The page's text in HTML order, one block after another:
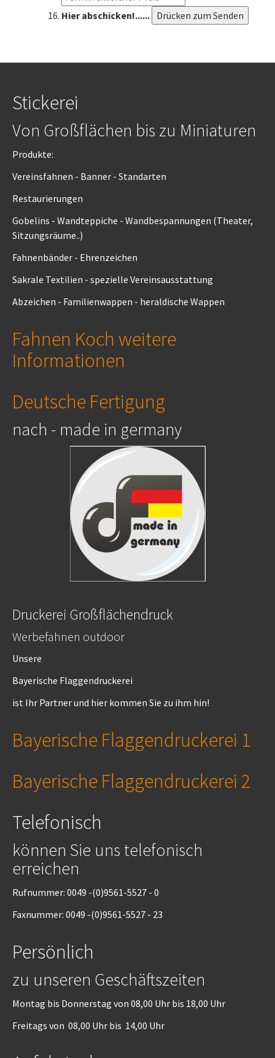
Hier abschicken!......
Stickerei
Von Großflächen bis zu Miniaturen
Produkte:
Vereinsfahnen - Banner - Standarten
Restaurierungen
Gobelins - Wandteppiche - Wandbespannungen (Theater,
Sitzungsräume..)
Fahnenbänder - Ehrenzeichen
Sakrale Textilien - spezielle Vereinsausstattung
Abzeichen - Familienwappen - heraldische Wappen
Fahnen Koch weitere
Informationen
Deutsche Fertigung
nach - made in germany
Druckerei Großflächendruck
Werbefahnen outdoor
Unsere
Bayerische Flaggendruckerei
ist Ihr Partner und hier kommen Sie zu ihm hin!
Bayerische Flaggendruckerei 1
Bayerische Flaggendruckerei 2
Telefonisch
können Sie uns telefonisch
erreichen
Rufnummer: 0049 -(0)9561-5527 - 0
Faxnummer: 0049 -(0)9561-5527 - 23
Persönlich
zu unseren Geschäftszeiten
Montag bis Donnerstag von 08,00 Uhr bis 18,00 Uhr
Freitags von 08,00 Uhr bis 14,00 Uhr